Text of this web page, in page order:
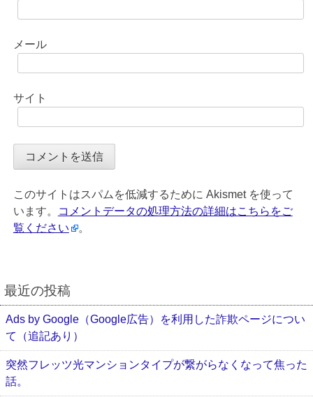
メール
サイト
このサイトはスパムを低減するために Akismet を使って
います。
コメントデータの処理方法の詳細はこちらをご
覧ください
。
最近の投稿
Ads by Google（Google広告）を利用した詐欺ページについ
て（追記あり）
突然フレッツ光マンションタイプが繋がらなくなって焦った
話。